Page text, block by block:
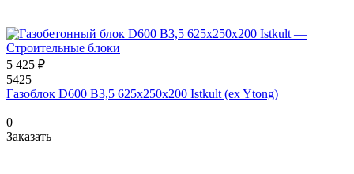
5 425 ₽
5425
Газоблок D600 B3,5 625x250x200 Istkult (ex Ytong)
0
Заказать